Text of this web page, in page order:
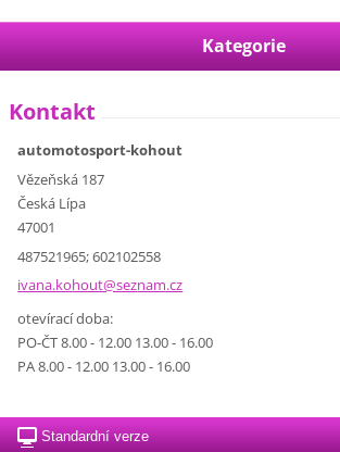
Kategorie
Kontakt
automotosport-kohout
Vězeňská 187
Česká Lípa
47001
487521965; 602102558
ivana.kohout@seznam.cz
otevírací doba:
PO-ČT 8.00 - 12.00 13.00 - 16.00
PA 8.00 - 12.00 13.00 - 16.00
Standardní verze